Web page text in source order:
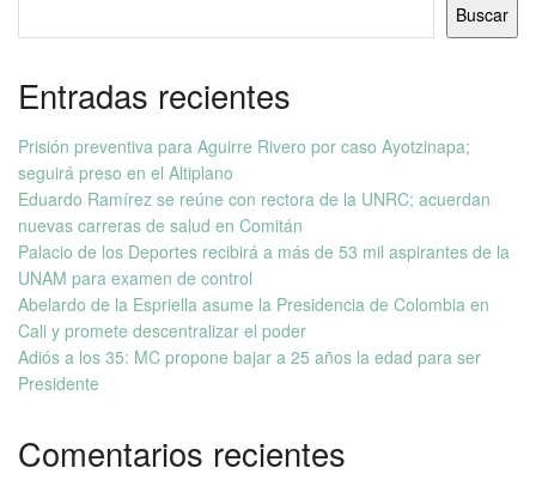
Buscar
Entradas recientes
Prisión preventiva para Aguirre Rivero por caso Ayotzinapa;
seguirá preso en el Altiplano
Eduardo Ramírez se reúne con rectora de la UNRC; acuerdan
nuevas carreras de salud en Comitán
Palacio de los Deportes recibirá a más de 53 mil aspirantes de la
UNAM para examen de control
Abelardo de la Espriella asume la Presidencia de Colombia en
Cali y promete descentralizar el poder
Adiós a los 35: MC propone bajar a 25 años la edad para ser
Presidente
Comentarios recientes